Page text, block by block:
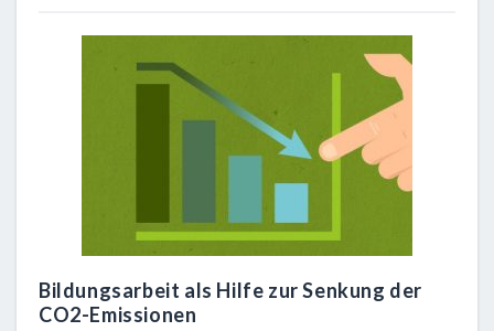
Bildungsarbeit als Hilfe zur Senkung der
CO2-Emissionen